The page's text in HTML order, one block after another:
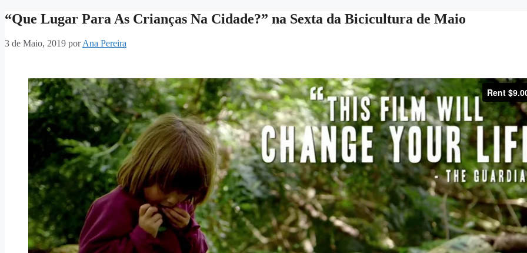
“Que Lugar Para As Crianças Na Cidade?” na Sexta da Bicicultura de Maio
3 de Maio, 2019 porAna Pereira